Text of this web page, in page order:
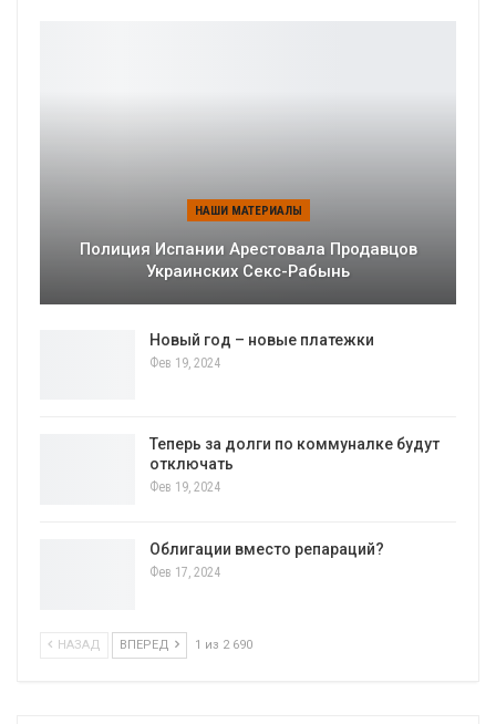
НАШИ МАТЕРИАЛЫ
Полиция Испании Арестовала Продавцов
Украинских Секс-Рабынь
Новый год – новые платежки
Фев 19, 2024
Теперь за долги по коммуналке будут
отключать
Фев 19, 2024
Облигации вместо репараций?
Фев 17, 2024
НАЗАД ВПЕРЕД 1 из 2 690